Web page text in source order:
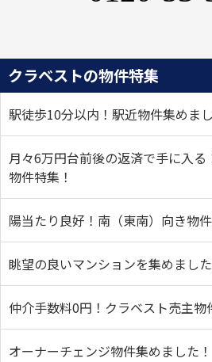
クラベストの物件特集
駅徒歩10分以内！駅近物件集めま
月々6万円台前後の返済で手に入
物件特集！
陽当たり良好！南（東南）向き物
眺望の良いマンションを集めまし
仲介手数料0円！クラベスト売主物
オーナーチェンジ物件集めました！